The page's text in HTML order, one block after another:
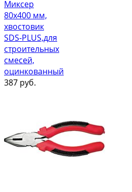
Миксер
80х400 мм,
хвостовик
SDS-PLUS,для
строительных
смесей,
оцинкованный
387 руб.